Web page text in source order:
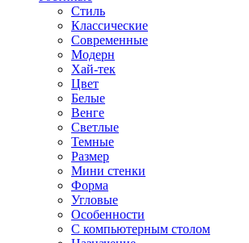
Стиль
Классические
Современные
Модерн
Хай-тек
Цвет
Белые
Венге
Светлые
Темные
Размер
Мини стенки
Форма
Угловые
Особенности
С компьютерным столом